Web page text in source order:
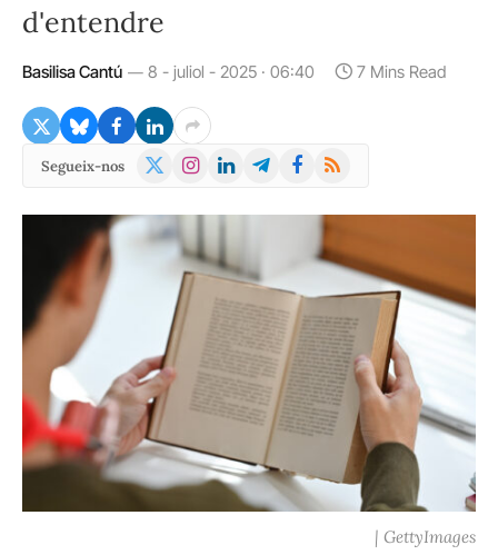
d'entendre
Basilisa Cantú 8 - juliol - 2025 · 06:40 7 Mins Read
Segueix-nos
X
Instagram
LinkedInTelegramFacebook
RSS
| GettyImages